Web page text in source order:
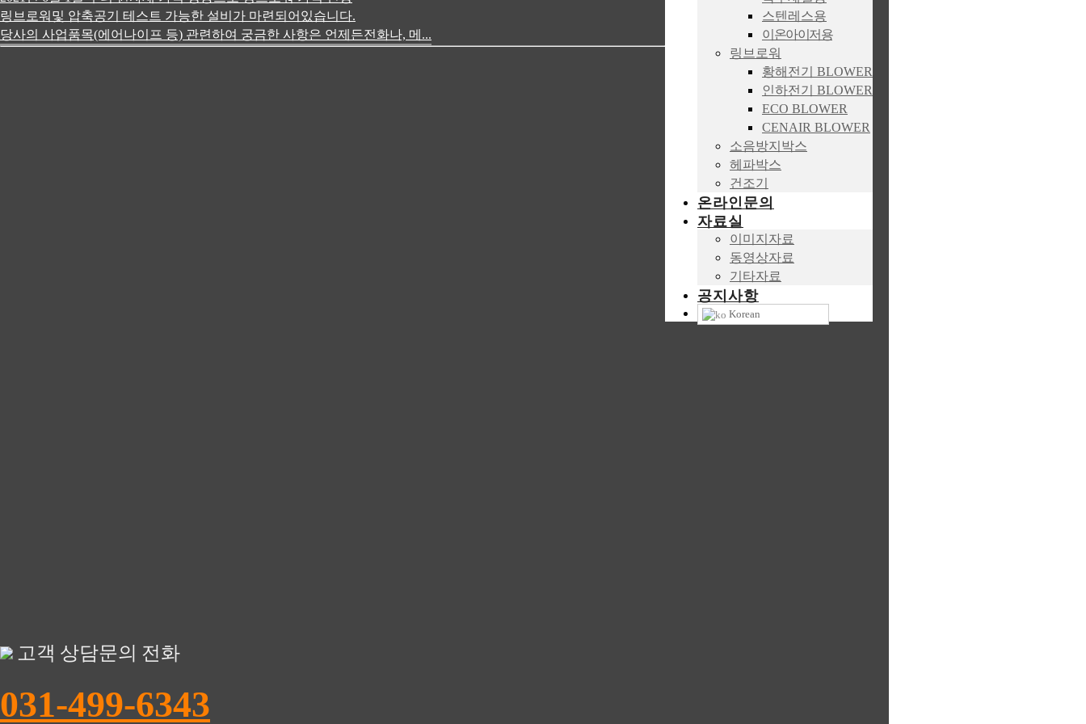
스텐레스용
이온아이저용
링브로워
황해전기 BLOWER
인하전기 BLOWER
ECO BLOWER
CENAIR BLOWER
소음방지박스
헤파박스
건조기
온라인문의
자료실
이미지자료
동영상자료
기타자료
공지사항
Korean
링브로워및 압축공기 테스트 가능한 설비가 마련되어있습니다.
당사의 사업품목(에어나이프 등) 관련하여 궁금한 사항은 언제든전화나, 메...
고객 상담문의 전화
031-499-6343